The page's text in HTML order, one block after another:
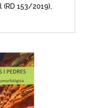
153/2019),